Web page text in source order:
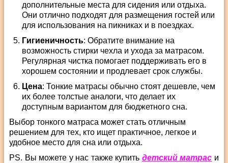
дополнительные места для сидения или отдыха.
Они отлично подходят для размещения гостей или
для использования на пикниках и в поездках.
Гигиеничность: Обратите внимание на
возможность стирки чехла и ухода за матрасом.
Регулярная чистка помогает поддерживать его в
хорошем состоянии и продлевает срок службы.
Цена: Тонкие матрасы обычно стоят дешевле, чем
их более толстые аналоги, что делает их
доступным вариантом для бюджетного сна.
Выбор тонкого матраса может стать отличным
решением для тех, кто ищет практичное, легкое и
удобное место для сна или отдыха.
PS. Вы можете у нас также купить детский матрас и